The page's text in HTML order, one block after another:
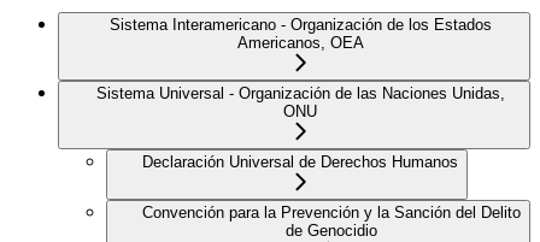
Sistema Interamericano - Organización de los Estados
Americanos, OEA
Sistema Universal - Organización de las Naciones Unidas,
ONU
Declaración Universal de Derechos Humanos
Convención para la Prevención y la Sanción del Delito
de Genocidio